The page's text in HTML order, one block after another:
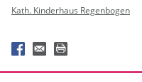
Kath. Kinderhaus Regenbogen